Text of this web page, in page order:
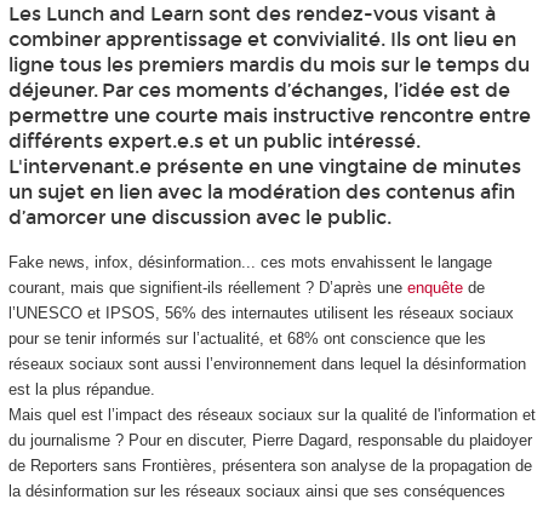
Les Lunch and Learn sont des rendez-vous visant à
combiner apprentissage et convivialité. Ils ont lieu en
ligne tous les premiers mardis du mois sur le temps du
déjeuner. Par ces moments d’échanges, l’idée est de
permettre une courte mais instructive rencontre entre
différents expert.e.s et un public intéressé.
L'intervenant.e présente en une vingtaine de minutes
un sujet en lien avec la modération des contenus afin
d’amorcer une discussion avec le public.
Fake news, infox, désinformation... ces mots envahissent le langage
courant, mais que signifient-ils réellement ? D’après une enquêtede
l’UNESCO et IPSOS, 56% des internautes utilisent les réseaux sociaux
pour se tenir informés sur l’actualité, et 68% ont conscience que les
réseaux sociaux sont aussi l’environnement dans lequel la désinformation
est la plus répandue.
Mais quel est l’impact des réseaux sociaux sur la qualité de l'information et
du journalisme ? Pour en discuter, Pierre Dagard, responsable du plaidoyer
de Reporters sans Frontières, présentera son analyse de la propagation de
la désinformation sur les réseaux sociaux ainsi que ses conséquences